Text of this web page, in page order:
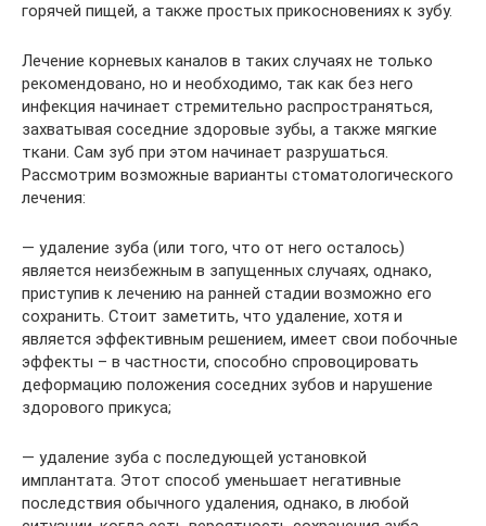
горячей пищей, а также простых прикосновениях к зубу.
Лечение корневых каналов в таких случаях не только
рекомендовано, но и необходимо, так как без него
инфекция начинает стремительно распространяться,
захватывая соседние здоровые зубы, а также мягкие
ткани. Сам зуб при этом начинает разрушаться.
Рассмотрим возможные варианты стоматологического
лечения:
— удаление зуба (или того, что от него осталось)
является неизбежным в запущенных случаях, однако,
приступив к лечению на ранней стадии возможно его
сохранить. Стоит заметить, что удаление, хотя и
является эффективным решением, имеет свои побочные
эффекты – в частности, способно спровоцировать
деформацию положения соседних зубов и нарушение
здорового прикуса;
— удаление зуба с последующей установкой
имплантата. Этот способ уменьшает негативные
последствия обычного удаления, однако, в любой